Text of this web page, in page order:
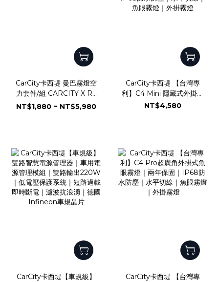
CarCity卡西堤 曼巴霧燈空
力套件/組 CARCITY X R2
C4Mini-FLS
NT$1,880 ~ NT$5,980
CarCity卡西堤 【台灣專
利】C4 Mini 隱藏式外掛魚
眼霧燈｜小體積低功耗｜專
NT$4,580
CarCity卡西堤【車規級】
CarCity卡西堤 【台灣專